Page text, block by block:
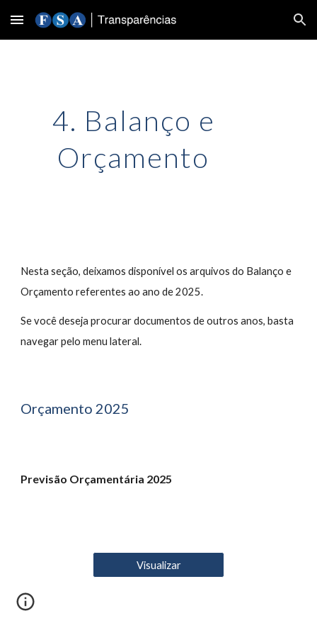
Skip to main content Skip to navigation
4. Balanço e
Orçamento
Nesta seção, deixamos disponível os arquivos do Balanço e
Orçamento referentes ao ano de 2025.
Se você deseja procurar documentos de outros anos, basta
navegar pelo menu lateral.
Orçamento 2025
Previsão Orçamentária 2025
Visualizar